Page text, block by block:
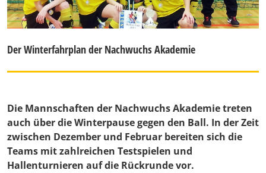
Der Winterfahrplan der Nachwuchs Akademie
Die Mannschaften der Nachwuchs Akademie treten
auch über die Winterpause gegen den Ball. In der Zeit
zwischen Dezember und Februar bereiten sich die
Teams mit zahlreichen Testspielen und
Hallenturnieren auf die Rückrunde vor.